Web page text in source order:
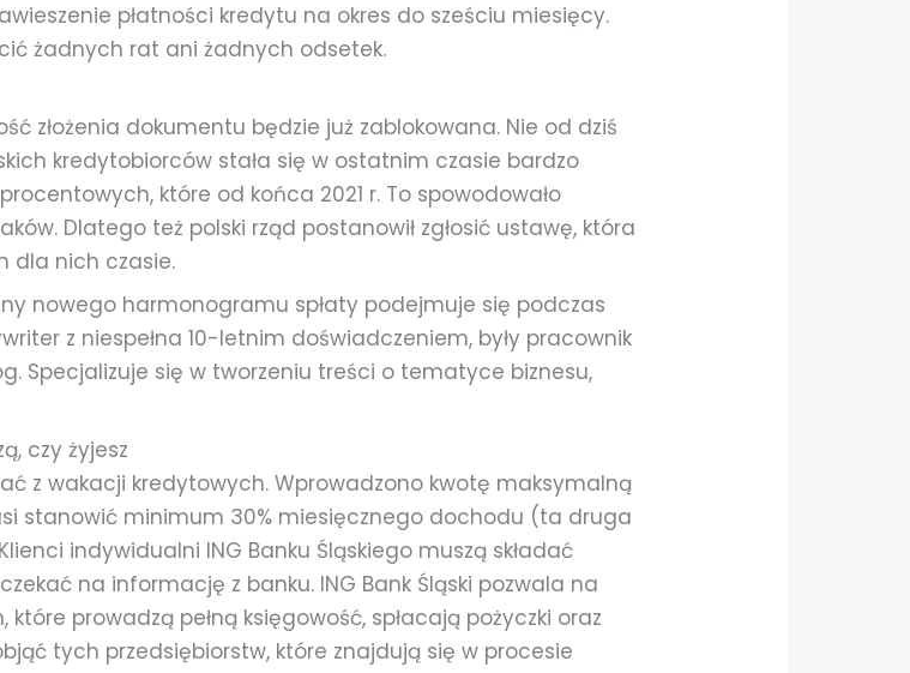
płatności kredytu na okres do sześciu miesięcy.
żadnych rat ani żadnych odsetek.
złożenia dokumentu będzie już zablokowana. Nie od dziś
kredytobiorców stała się w ostatnim czasie bardzo
które od końca 2021 r. To spowodowało
Dlatego też polski rząd postanowił zgłosić ustawę, która
dla nich czasie.
nowego harmonogramu spłaty podejmuje się podczas
z niespełna 10-letnim doświadczeniem, były pracownik
Specjalizuje się w tworzeniu treści o tematyce biznesu,
czy żyjesz
z wakacji kredytowych. Wprowadzono kwotę maksymalną
stanowić minimum 30% miesięcznego dochodu (ta druga
indywidualni ING Banku Śląskiego muszą składać
na informację z banku. ING Bank Śląski pozwala na
prowadzą pełną księgowość, spłacają pożyczki oraz
tych przedsiębiorstw, które znajdują się w procesie